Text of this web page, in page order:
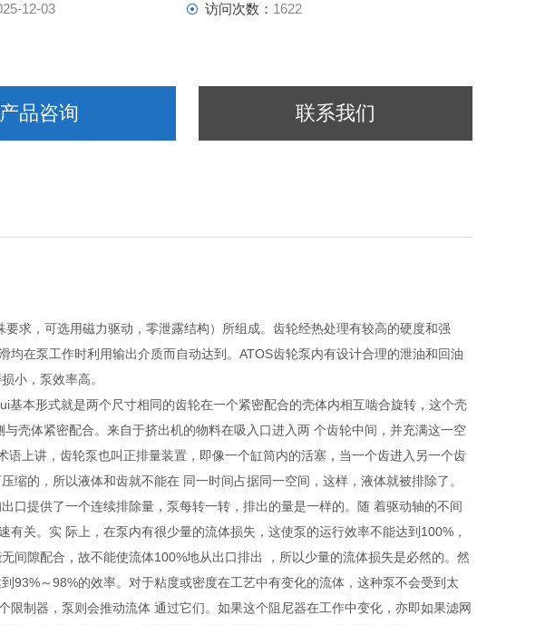
12-03 访问次数： 1622
产品咨询 联系我们
求，可选用磁力驱动，零泄露结构）所组成。齿轮经热处理有较高的硬度和强
均在泵工作时利用输出介质而自动达到。ATOS齿轮泵内有设计合理的泄油和回油
小，泵效率高。
本形式就是两个尺寸相同的齿轮在一个紧密配合的壳体内相互啮合旋转，这个壳
壳体紧密配合。来自于挤出机的物料在吸入口进入两 个齿轮中间，并充满这一空
上讲，齿轮泵也叫正排量装置，即像一个缸筒内的活塞，当一个齿进入另一个齿
缩的，所以液体和齿就不能在 同一时间占据同一空间，这样，液体就被排除了。
口提供了一个连续排除量，泵每转一转，排出的量是一样的。随 着驱动轴的不间
关。实 际上，在泵内有很少量的流体损失，这使泵的运行效率不能达到100%，
间隙配合，故不能使流体100%地从出口排出 ，所以少量的流体损失是必然的。然
93%～98%的效率。对于粘度或密度在工艺中有变化的流体，这种泵不会受到太
制器，泵则会推动流体 通过它们。如果这个阻尼器在工作中变化，亦即如果滤网